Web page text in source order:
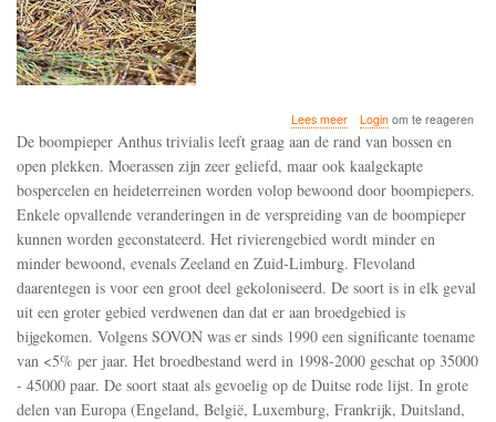
Lees meerover
De
gaat
sinds
de
jaren
1990
in
grote
delen
van
Europa
achteruit
Loginom te reageren
De boompieper Anthus trivialis leeft graag aan de rand van bossen en
open plekken. Moerassen zijn zeer geliefd, maar ook kaalgekapte
bospercelen en heideterreinen worden volop bewoond door boompiepers.
Enkele opvallende veranderingen in de verspreiding van de boompieper
kunnen worden geconstateerd. Het rivierengebied wordt minder en
minder bewoond, evenals Zeeland en Zuid-Limburg. Flevoland
daarentegen is voor een groot deel gekoloniseerd. De soort is in elk geval
uit een groter gebied verdwenen dan dat er aan broedgebied is
bijgekomen. Volgens SOVON was er sinds 1990 een significante toename
van <5% per jaar. Het broedbestand werd in 1998-2000 geschat op 35000
- 45000 paar. De soort staat als gevoelig op de Duitse rode lijst. In grote
delen van Europa (Engeland, België, Luxemburg, Frankrijk, Duitsland,